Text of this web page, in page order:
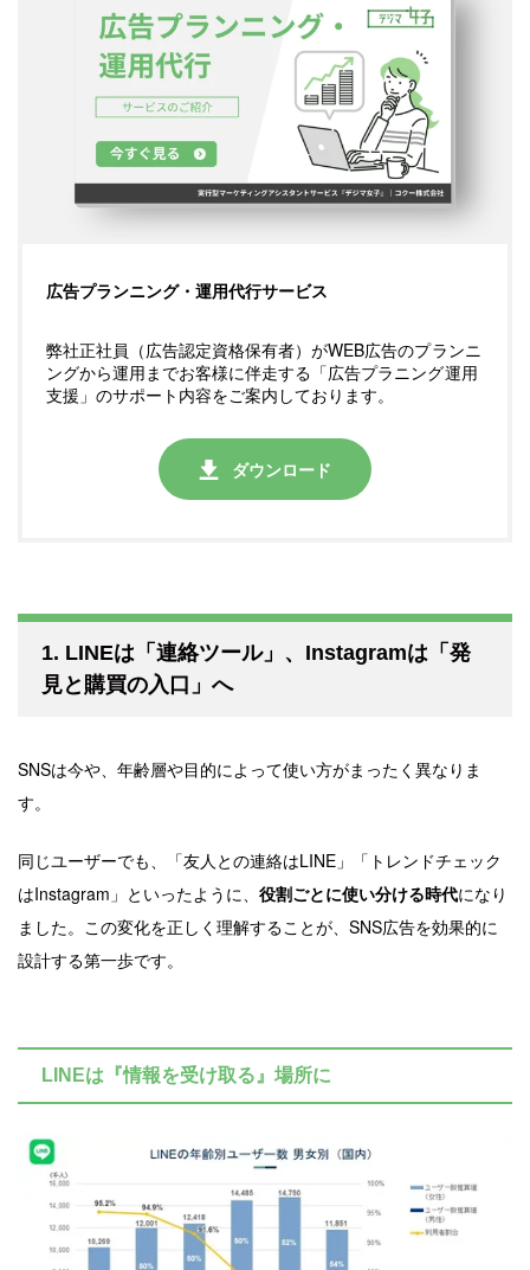
広告プランニング・運用代行サービス
弊社正社員（広告認定資格保有者）がWEB広告のプランニ
ングから運用までお客様に伴走する「広告プラニング運用
支援」のサポート内容をご案内しております。
ダウンロード
1. LINEは「連絡ツール」、Instagramは「発
見と購買の入口」へ
SNSは今や、年齢層や目的によって使い方がまったく異なりま
す。
同じユーザーでも、「友人との連絡はLINE」「トレンドチェック
はInstagram」といったように、 役割ごとに使い分ける時代になり
ました。この変化を正しく理解することが、SNS広告を効果的に
設計する第一歩です。
LINEは『情報を受け取る』場所に